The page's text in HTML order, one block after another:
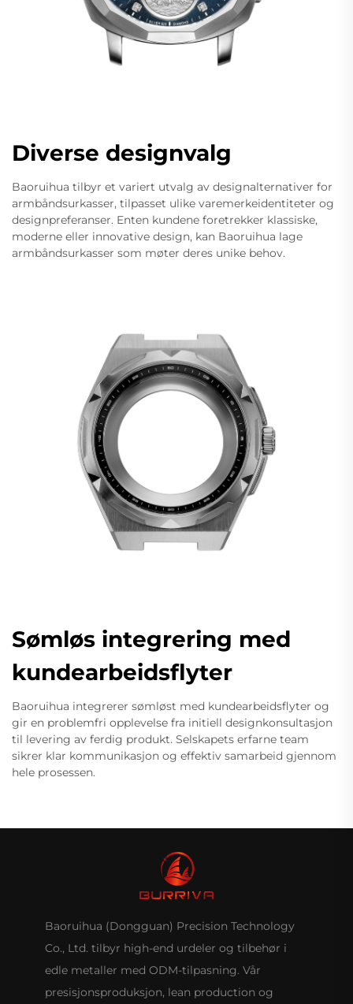
Diverse designvalg
Baoruihua tilbyr et variert utvalg av designalternativer for
armbåndsurkasser, tilpasset ulike varemerkeidentiteter og
designpreferanser. Enten kundene foretrekker klassiske,
moderne eller innovative design, kan Baoruihua lage
armbåndsurkasser som møter deres unike behov.
Sømløs integrering med
kundearbeidsflyter
Baoruihua integrerer sømløst med kundearbeidsflyter og
gir en problemfri opplevelse fra initiell designkonsultasjon
til levering av ferdig produkt. Selskapets erfarne team
sikrer klar kommunikasjon og effektiv samarbeid gjennom
hele prosessen.
Baoruihua (Dongguan) Precision Technology
Co., Ltd. tilbyr high-end urdeler og tilbehør i
edle metaller med ODM-tilpasning. Vår
presisjonsproduksjon, lean production og